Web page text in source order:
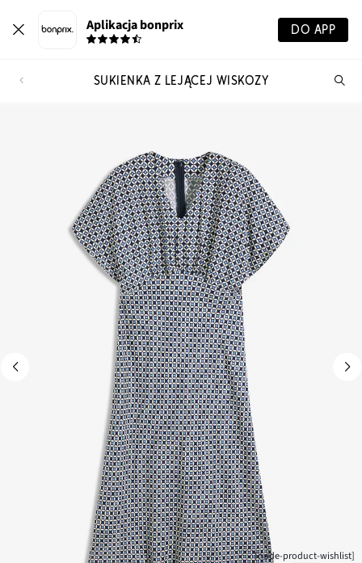
Aplikacja bonprix DO APP
SUKIENKA Z LEJĄCEJ WISKOZY
[node-product-wishlist]